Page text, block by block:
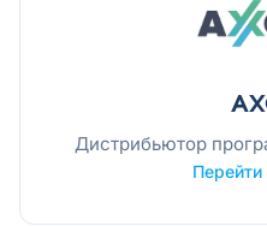
Дистрибьютор
Перейти